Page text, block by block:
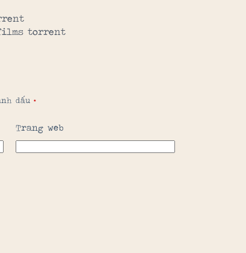
films torrent
dấu *
Trang web